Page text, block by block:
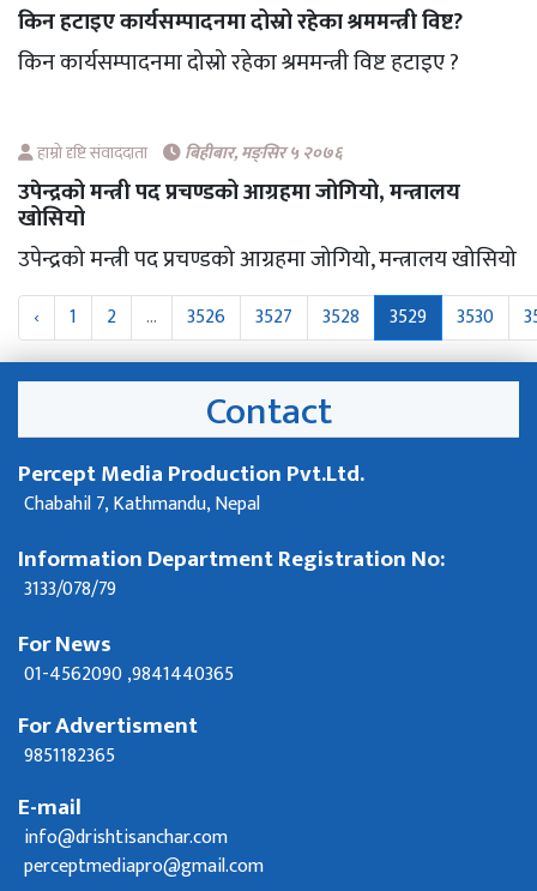
किन हटाइए कार्यसम्पादनमा दोस्रो रहेका श्रममन्त्री विष्ट?
किन कार्यसम्पादनमा दोस्रो रहेका श्रममन्त्री विष्ट हटाइए ?
हाम्रो दृष्टि संवाददाता बिहीबार, मङ्सिर ५ २०७६
उपेन्द्रको मन्त्री पद प्रचण्डको आग्रहमा जोगियो, मन्त्रालय
खोसियो
उपेन्द्रको मन्त्री पद प्रचण्डको आग्रहमा जोगियो, मन्त्रालय खोसियो
‹ 1 2 ... 3526 3527 3528 3529 3530
Contact
Percept Media Production Pvt.Ltd.
Chabahil 7, Kathmandu, Nepal
Information Department Registration No:
3133/078/79
For News
01-4562090 ,9841440365
For Advertisment
9851182365
E-mail
info@drishtisanchar.com
perceptmediapro@gmail.com